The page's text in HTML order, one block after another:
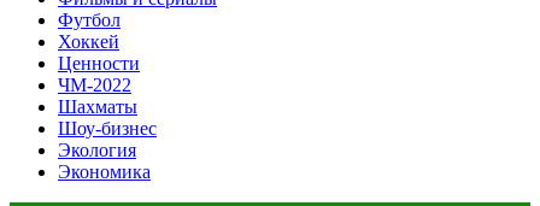
Футбол
Хоккей
Ценности
ЧМ-2022
Шахматы
Шоу-бизнес
Экология
Экономика